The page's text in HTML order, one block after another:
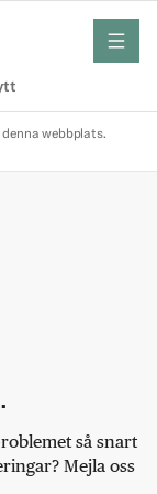
meny
webbplats.
så snart
Mejla oss